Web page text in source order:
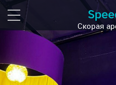
Скорая